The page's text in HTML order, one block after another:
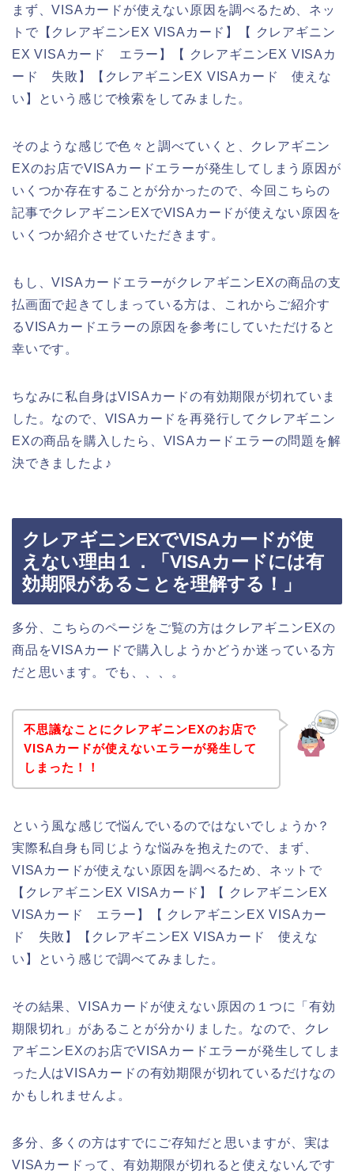
まず、VISAカードが使えない原因を調べるため、ネッ
トで【クレアギニンEX VISAカード】【 クレアギニン
EX VISAカード エラー】【 クレアギニンEX VISAカ
ード 失敗】【クレアギニンEX VISAカード 使えな
い】という感じで検索をしてみました。
そのような感じで色々と調べていくと、クレアギニン
EXのお店でVISAカードエラーが発生してしまう原因が
いくつか存在することが分かったので、今回こちらの
記事でクレアギニンEXでVISAカードが使えない原因を
いくつか紹介させていただきます。
もし、VISAカードエラーがクレアギニンEXの商品の支
払画面で起きてしまっている方は、これからご紹介す
るVISAカードエラーの原因を参考にしていただけると
幸いです。
ちなみに私自身はVISAカードの有効期限が切れていま
した。なので、VISAカードを再発行してクレアギニン
EXの商品を購入したら、VISAカードエラーの問題を解
決できましたよ♪
クレアギニンEXでVISAカードが使
えない理由１．「VISAカードには有
効期限があることを理解する！」
多分、こちらのページをご覧の方はクレアギニンEXの
商品をVISAカードで購入しようかどうか迷っている方
だと思います。でも、、、。
不思議なことにクレアギニンEXのお店で
VISAカードが使えないエラーが発生して
しまった！！
という風な感じで悩んでいるのではないでしょうか？
実際私自身も同じような悩みを抱えたので、まず、
VISAカードが使えない原因を調べるため、ネットで
【クレアギニンEX VISAカード】【 クレアギニンEX
VISAカード エラー】【 クレアギニンEX VISAカー
ド 失敗】【クレアギニンEX VISAカード 使えな
い】という感じで調べてみました。
その結果、VISAカードが使えない原因の１つに「有効
期限切れ」があることが分かりました。なので、クレ
アギニンEXのお店でVISAカードエラーが発生してしま
った人はVISAカードの有効期限が切れているだけなの
かもしれませんよ。
多分、多くの方はすでにご存知だと思いますが、実は
VISAカードって、有効期限が切れると使えないんです